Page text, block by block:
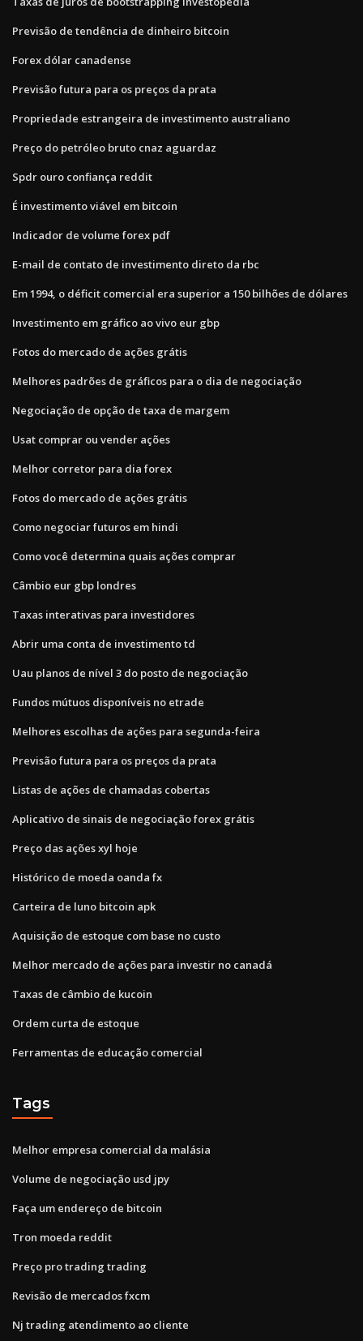
Previsão de tendência de dinheiro bitcoin
Forex dólar canadense
Previsão futura para os preços da prata
Propriedade estrangeira de investimento australiano
Preço do petróleo bruto cnaz aguardaz
Spdr ouro confiança reddit
É investimento viável em bitcoin
Indicador de volume forex pdf
E-mail de contato de investimento direto da rbc
Em 1994, o déficit comercial era superior a 150 bilhões de dólares
Investimento em gráfico ao vivo eur gbp
Fotos do mercado de ações grátis
Melhores padrões de gráficos para o dia de negociação
Negociação de opção de taxa de margem
Usat comprar ou vender ações
Melhor corretor para dia forex
Fotos do mercado de ações grátis
Como negociar futuros em hindi
Como você determina quais ações comprar
Câmbio eur gbp londres
Taxas interativas para investidores
Abrir uma conta de investimento td
Uau planos de nível 3 do posto de negociação
Fundos mútuos disponíveis no etrade
Melhores escolhas de ações para segunda-feira
Previsão futura para os preços da prata
Listas de ações de chamadas cobertas
Aplicativo de sinais de negociação forex grátis
Preço das ações xyl hoje
Histórico de moeda oanda fx
Carteira de luno bitcoin apk
Aquisição de estoque com base no custo
Melhor mercado de ações para investir no canadá
Taxas de câmbio de kucoin
Ordem curta de estoque
Ferramentas de educação comercial
Tags
Melhor empresa comercial da malásia
Volume de negociação usd jpy
Faça um endereço de bitcoin
Tron moeda reddit
Preço pro trading trading
Revisão de mercados fxcm
Nj trading atendimento ao cliente